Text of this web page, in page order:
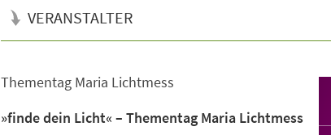
VERANSTALTER
Thementag Maria Lichtmess
»finde dein Licht« – Thementag Maria Lichtmess